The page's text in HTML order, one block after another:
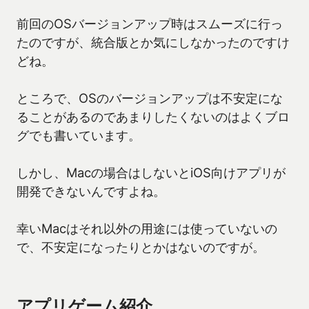
前回のOSバージョンアップ時はスムーズに行っ
たのですが、統合版とか気にしなかったのですけ
どね。
ところで、OSのバージョンアップは不安定にな
ることがあるのであまりしたくないのはよくブロ
グでも書いています。
しかし、Macの場合はしないとiOS向けアプリが
開発できないんですよね。
幸いMacはそれ以外の用途には使っていないの
で、不安定になったりとかはないのですが。